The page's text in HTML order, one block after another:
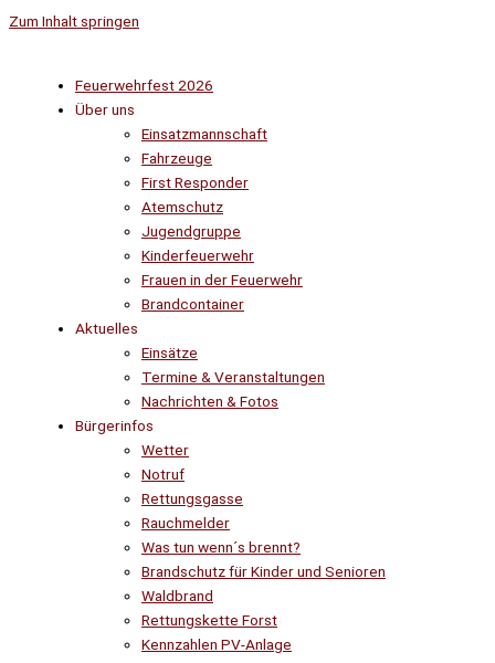
Zum Inhalt springen
Feuerwehrfest 2026
Über uns
Einsatzmannschaft
Fahrzeuge
First Responder
Atemschutz
Jugendgruppe
Kinderfeuerwehr
Frauen in der Feuerwehr
Brandcontainer
Aktuelles
Einsätze
Termine & Veranstaltungen
Nachrichten & Fotos
Bürgerinfos
Wetter
Notruf
Rettungsgasse
Rauchmelder
Was tun wenn´s brennt?
Brandschutz für Kinder und Senioren
Waldbrand
Rettungskette Forst
Kennzahlen PV-Anlage